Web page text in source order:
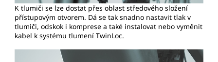
K tlumiči se lze dostat přes oblast středového složení
přístupovým otvorem. Dá se tak snadno nastavit tlak v
tlumiči, odskok i komprese a také instalovat nebo vyměnit
kabel k systému tlumení TwinLoc.